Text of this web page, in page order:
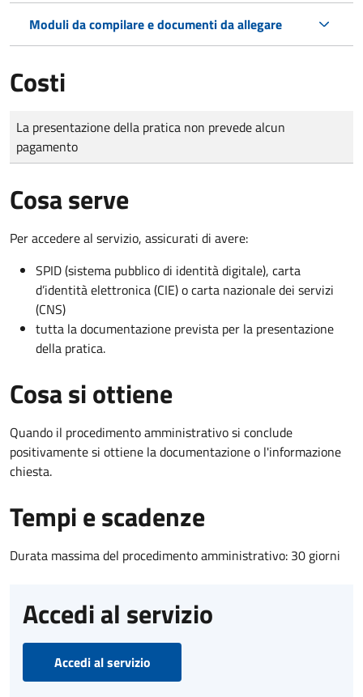
Moduli da compilare e documenti da allegare
Costi
Tipo di pagamento
Importo
La presentazione della pratica non prevede alcun
pagamento
Cosa serve
Per accedere al servizio, assicurati di avere:
SPID (sistema pubblico di identità digitale), carta
d’identità elettronica (CIE) o carta nazionale dei servizi
(CNS)
tutta la documentazione prevista per la presentazione
della pratica.
Cosa si ottiene
Quando il procedimento amministrativo si conclude
positivamente si ottiene la documentazione o l'informazione
chiesta.
Tempi e scadenze
Durata massima del procedimento amministrativo: 30 giorni
Accedi al servizio
Accedi al servizio